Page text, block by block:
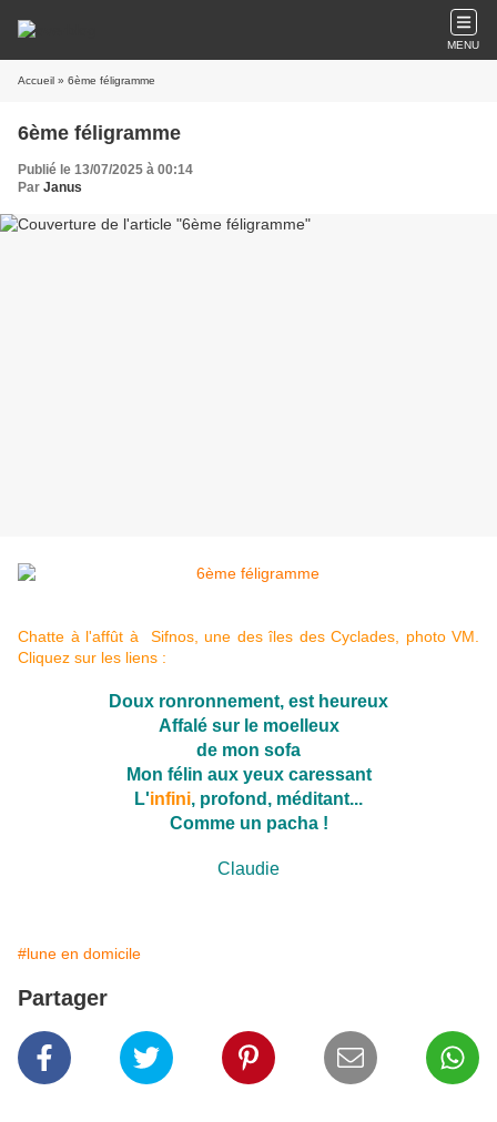
MENU
Accueil » 6ème féligramme
6ème féligramme
Publié le 13/07/2025 à 00:14
Par Janus
Chatte à l'affût à Sifnos, une desîles des Cyclades , photo VM.
Cliquez sur les liens :
Doux ronronnement, est heureux
Affalé sur le moelleux
de mon sofa
Mon félin aux yeux caressant
L'infini, profond, méditant...
Comme un pacha !
Claudie
#lune en domicile
Partager